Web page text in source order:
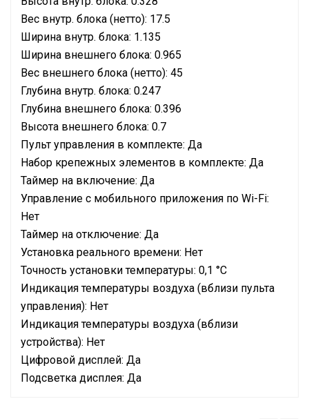
Вес внутр. блока (нетто): 17.5
Ширина внутр. блока: 1.135
Ширина внешнего блока: 0.965
Вес внешнего блока (нетто): 45
Глубина внутр. блока: 0.247
Глубина внешнего блока: 0.396
Высота внешнего блока: 0.7
Пульт управления в комплекте: Да
Набор крепежных элементов в комплекте: Да
Таймер на включение: Да
Управление c мобильного приложения по Wi-Fi:
Нет
Таймер на отключение: Да
Установка реального времени: Нет
Точность установки температуры: 0,1 °С
Индикация температуры воздуха (вблизи пульта
управления): Нет
Индикация температуры воздуха (вблизи
устройства): Нет
Цифровой дисплей: Да
Подсветка дисплея: Да